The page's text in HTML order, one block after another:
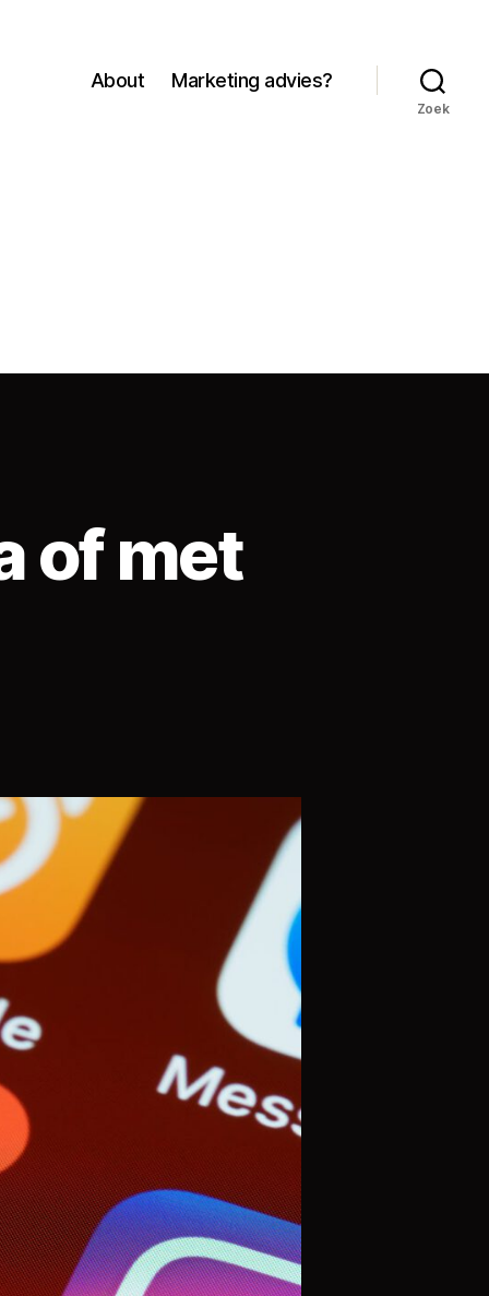
About Marketing advies?
Zoek
of met